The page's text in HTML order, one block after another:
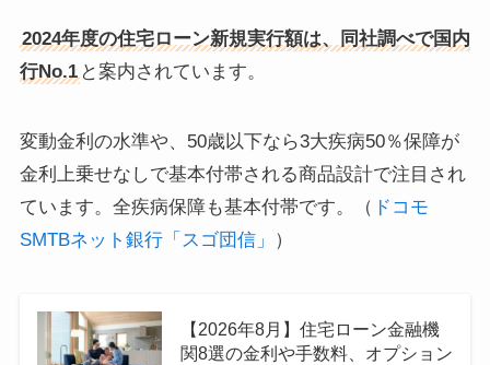
2024年度の住宅ローン新規実行額は、同社調べで国内
行No.1 と案内されています。
変動金利の水準や、50歳以下なら3大疾病50％保障が
金利上乗せなしで基本付帯される商品設計で注目され
ています。全疾病保障も基本付帯です。（ ドコモ
SMTBネット銀行「スゴ団信」
）
【2026年8月】住宅ローン金融機
関8選の金利や手数料、オプション